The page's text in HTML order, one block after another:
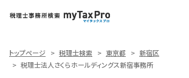
トップページ 税理士検索 東京都
新宿区
税理士法人さくらホールディングス新宿事務所